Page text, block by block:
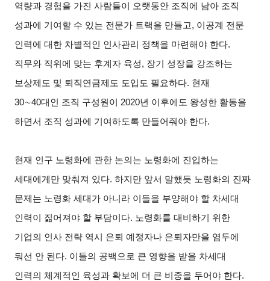
역량과 경험을 가진 사람들이 오랫동안 조직에 남아 조직
성과에 기여할 수 있는 전문가 트랙을 만들고, 이공계 전문
인력에 대한 차별적인 인사관리 정책을 마련해야 한다.
직무와 직위에 맞는 후계자 육성, 장기 성장을 강조하는
보상제도 및 퇴직연금제도 도입도 필요하다. 현재
30∼40대인 조직 구성원이 2020년 이후에도 왕성한 활동을
하면서 조직 성과에 기여하도록 만들어줘야 한다.
현재 인구 노령화에 관한 논의는 노령화에 진입하는
세대에게만 맞춰져 있다. 하지만 앞서 말했듯 노령화의 진짜
문제는 노령화 세대가 아니라 이들을 부양해야 할 차세대
인력이 짊어져야 할 부담이다. 노령화를 대비하기 위한
기업의 인사 전략 역시 은퇴 예정자나 은퇴자만을 염두에
둬선 안 된다. 이들의 공백으로 큰 영향을 받을 차세대
인력의 체계적인 육성과 확보에 더 큰 비중을 두어야 한다.